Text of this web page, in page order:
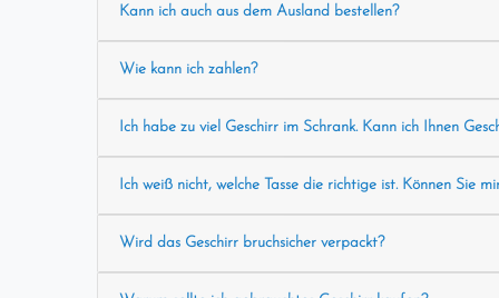
Kann ich auch aus dem Ausland bestellen?
Wie kann ich zahlen?
Ich habe zu viel Geschirr im Schrank. Kann ich Ihnen
Ich weiß nicht, welche Tasse die richtige ist. Können Sie
Wird das Geschirr bruchsicher verpackt?